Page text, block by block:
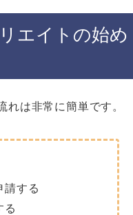
エイトの始め
は非常に簡単です。
請する
る